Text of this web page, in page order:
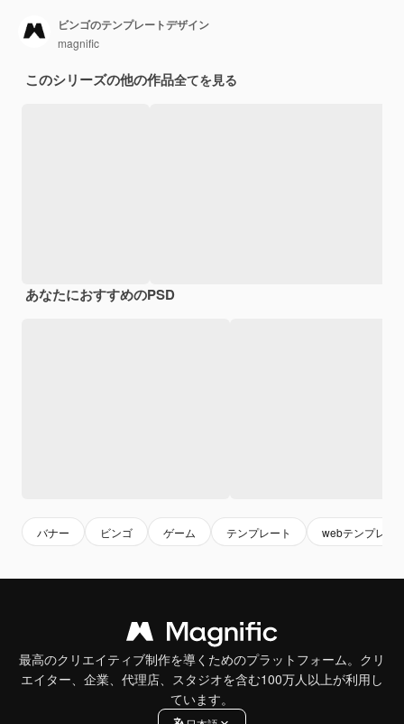
ビンゴのテンプレートデザイン
magnific
このシリーズの他の作品全てを見る
あなたにおすすめのPSD
バナー ビンゴ ゲーム テンプレート webテンプレー
最高のクリエイティブ制作を導くためのプラットフォーム。クリ
エイター、企業、代理店、スタジオを含む100万人以上が利用し
ています。